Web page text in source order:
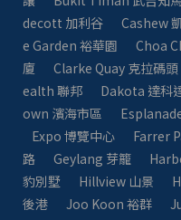
decott 加利谷
Cashew
e Garden 裕華園
Choa
廈
Clarke Quay 克拉碼頭
ealth 聯邦
Dakota 達科
own 濱海市區
Expo 博覽中心
Farrer
路
Geylang 芽籠
豹別墅
Hillview 山景
後港
Joo Koon 裕群